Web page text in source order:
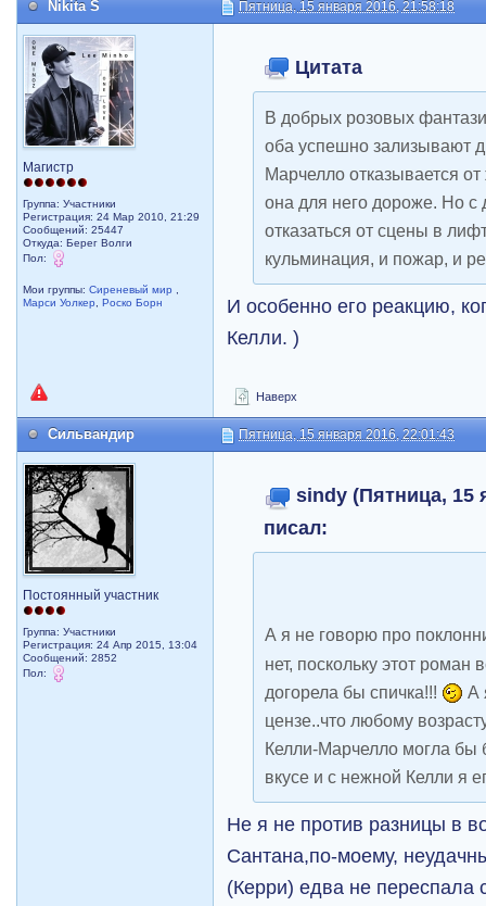
Nikita S Пятница, 15 января 2016, 21:58:18
Магистр
Группа: Участники
Регистрация: 24 Мар 2010, 21:29
Сообщений: 25447
Откуда: Берег Волги
Пол:
Мои группы:Сиреневый мир
Марси Уолкер
,Роско Борн
Цитата
В добрых розовых
оба успешно зализывают
Марчелло отказывается
она для него дороже. Но с
отказаться от сцены в
кульминация, и пожар, и
И особенно его реакцию,
Келли. )
Наверх
Сильвандир Пятница, 15 января 2016, 22:01:43
Постоянный участник
Группа: Участники
Регистрация: 24 Апр 2015, 13:04
Сообщений: 2852
Пол:
sindy (Пятница, 15
писал:
А я не говорю про
нет, поскольку этот
догорела бы спичка!!!
А
цензе..что любому
Келли-Марчелло могла бы
вкусе и с нежной Келли я
Не я не против разницы в
Сантана,по-моему,
(Керри) едва не переспала